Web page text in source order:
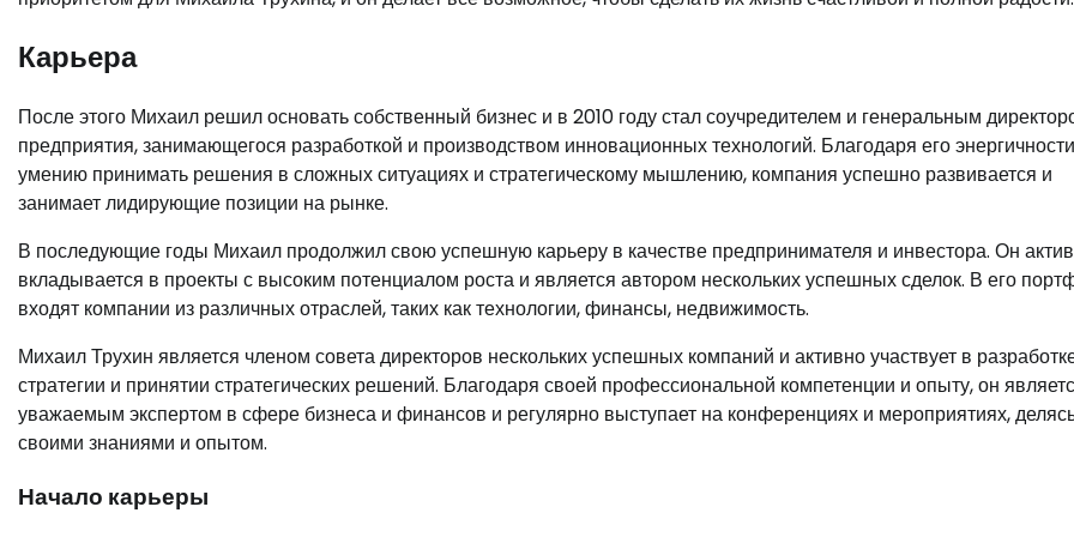
Карьера
После этого Михаил решил основать собственный бизнес и в 2010 году стал соучредителем и генеральным
предприятия, занимающегося разработкой и производством инновационных технологий. Благодаря его
умению принимать решения в сложных ситуациях и стратегическому мышлению, компания успешно развивается и
занимает лидирующие позиции на рынке.
В последующие годы Михаил продолжил свою успешную карьеру в качестве предпринимателя и инвестора. Он
вкладывается в проекты с высоким потенциалом роста и является автором нескольких успешных сделок. В его
входят компании из различных отраслей, таких как технологии, финансы, недвижимость.
Михаил Трухин является членом совета директоров нескольких успешных компаний и активно участвует в
стратегии и принятии стратегических решений. Благодаря своей профессиональной компетенции и опыту, он
уважаемым экспертом в сфере бизнеса и финансов и регулярно выступает на конференциях и мероприятиях,
своими знаниями и опытом.
Начало карьеры